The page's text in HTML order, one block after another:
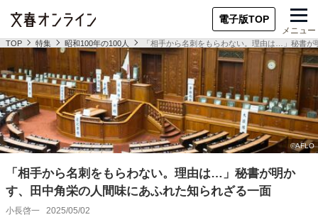
電子版TOP
メニュー
TOP 特集 昭和100年の100人 「相手から名刺をもらわない。理由は…」秘書
「相手から名刺をもらわない。理由は…」秘書が明か
す、田中角栄の人間味にあふれた知られざる一面
小長啓一 2025/05/02